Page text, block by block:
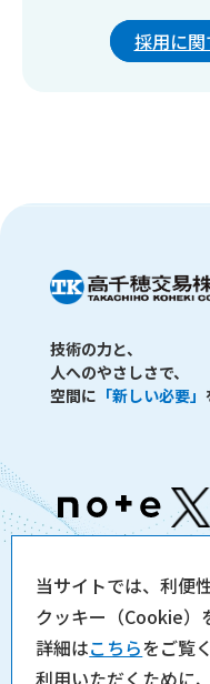
採用に
当サイトでは、利便
クッキー（Cookie）
詳細はこちらをご覧
利用いただくために
技術の力と、
人へのやさしさで、
空間に 「新しい必要」
製品サイト 個人情
サイトのご利用につい
Copyright 2026